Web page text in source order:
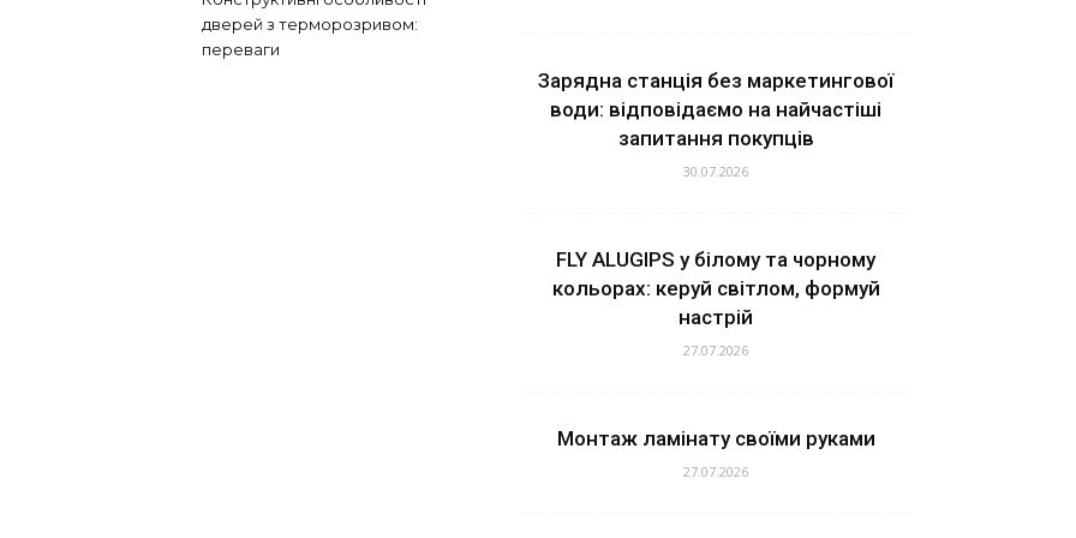
дверей з терморозривом:
переваги
Зарядна станція без маркетингової
води: відповідаємо на найчастіші
запитання покупців
30.07.2026
FLY ALUGIPS у білому та чорному
кольорах: керуй світлом, формуй
настрій
27.07.2026
Монтаж ламінату своїми руками
27.07.2026